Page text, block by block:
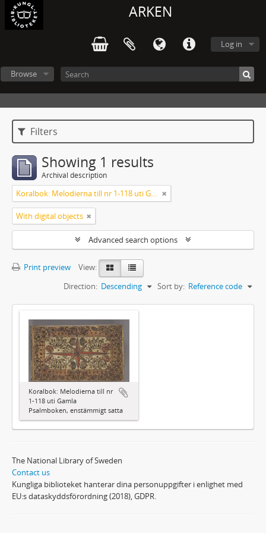
ARKEN
Log in
Browse
Filters
Showing 1 results
Archival description
Koralbok: Melodierna till nr 1-118 uti Gamla Psalmboken, enstämmigt satta
With digital objects
Advanced search options
Print preview
View:
Sort by: Reference code
Direction: Descending
Koralbok: Melodierna till nr
1-118 uti Gamla
Psalmboken, enstämmigt satta
The National Library of Sweden
Contact us
Kungliga biblioteket hanterar dina personuppgifter i enlighet med
EU:s dataskyddsförordning (2018), GDPR.